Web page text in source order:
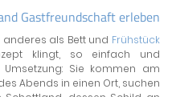
Gastfreundschaft erleben
als Bett und Frühstück
klingt, so einfach und
Sie kommen am
Abends in einen Ort, suchen